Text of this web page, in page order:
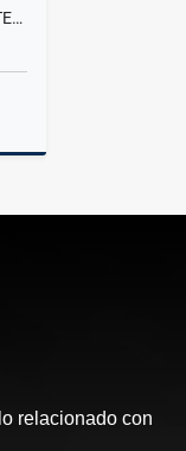
SE VENDE CASA 2 PISOS - BARRIO TERRANOVA - SOLEDAD
relacionado con